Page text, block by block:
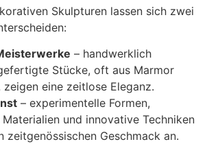
Skulpturen lassen sich zwei
– handwerklich
Stücke, oft aus Marmor
eine zeitlose Eleganz.
– experimentelle Formen,
und innovative Techniken
zeitgenössischen Geschmack an.